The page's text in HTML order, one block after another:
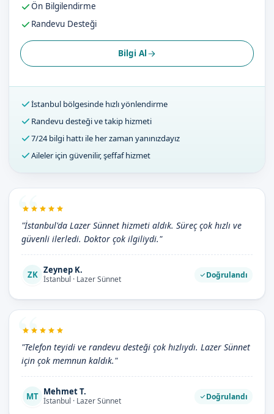
Ön Bilgilendirme
Randevu Desteği
Bilgi Al
İstanbul bölgesinde hızlı yönlendirme
Randevu desteği ve takip hizmeti
7/24 bilgi hattı ile her zaman yanınızdayız
Aileler için güvenilir, şeffaf hizmet
"İstanbul'da Lazer Sünnet hizmeti aldık. Süreç çok hızlı ve
güvenli ilerledi. Doktor çok ilgiliydi."
ZK Zeynep K.
İstanbul · Lazer Sünnet Doğrulandı
"Telefon teyidi ve randevu desteği çok hızlıydı. Lazer Sünnet
için çok memnun kaldık."
MT Mehmet T.
İstanbul · Lazer Sünnet Doğrulandı